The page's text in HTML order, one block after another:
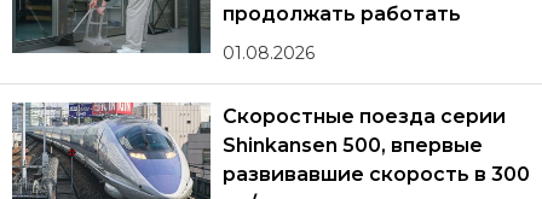
продолжать работать
01.08.2026
Скоростные поезда серии
Shinkansen 500, впервые
развивавшие скорость в 300